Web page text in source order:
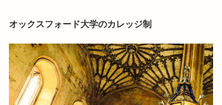
オックスフォード大学のカレッジ制